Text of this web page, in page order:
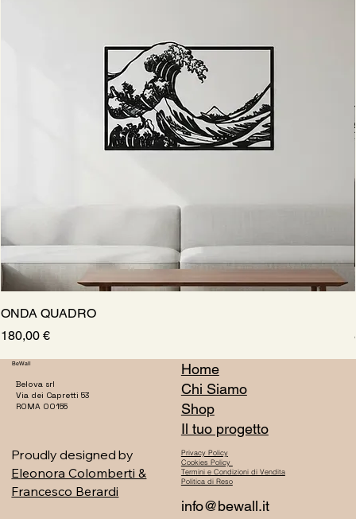
ONDA QUADRO
Prezzo
180,00 €
Proudly designed by
Eleonora Colomberti &
Francesco Berardi
BeWall
Belova srl
Via dei Capretti 53
ROMA 00155
Home
Chi Siamo
Shop
Il tuo progetto
Privacy Policy
Cookies Policy
Termini e Condizioni di Vendita
Politica di Reso
info@bewall.it